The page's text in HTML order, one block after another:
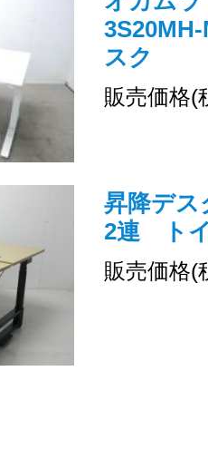
スク
販売価格(
昇降デス
2連 ト
販売価格(